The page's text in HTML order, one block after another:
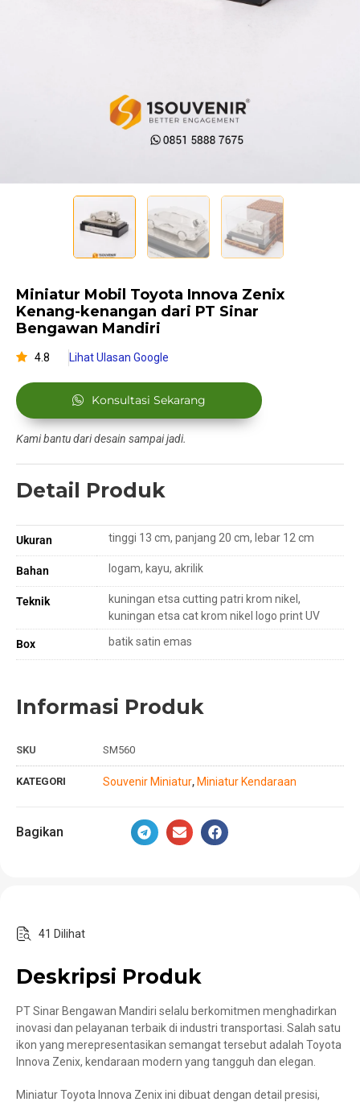
Miniatur Mobil Toyota Innova Zenix
Kenang-kenangan dari PT Sinar
Bengawan Mandiri
4.8 Lihat Ulasan Google
Konsultasi Sekarang
Kami bantu dari desain sampai jadi.
Detail Produk
Ukuran tinggi 13 cm, panjang 20 cm, lebar 12 cm
Bahan logam, kayu, akrilik
Teknik
kuningan etsa cutting patri krom nikel,
kuningan etsa cat krom nikel logo print UV
Box batik satin emas
Informasi Produk
SKU SM560
KATEGORI Souvenir Miniatur, Miniatur Kendaraan
Bagikan
41 Dilihat
Deskripsi Produk
PT Sinar Bengawan Mandiri selalu berkomitmen menghadirkan
inovasi dan pelayanan terbaik di industri transportasi. Salah satu
ikon yang merepresentasikan semangat tersebut adalah Toyota
Innova Zenix, kendaraan modern yang tangguh dan elegan.
Miniatur Toyota Innova Zenix ini dibuat dengan detail presisi,